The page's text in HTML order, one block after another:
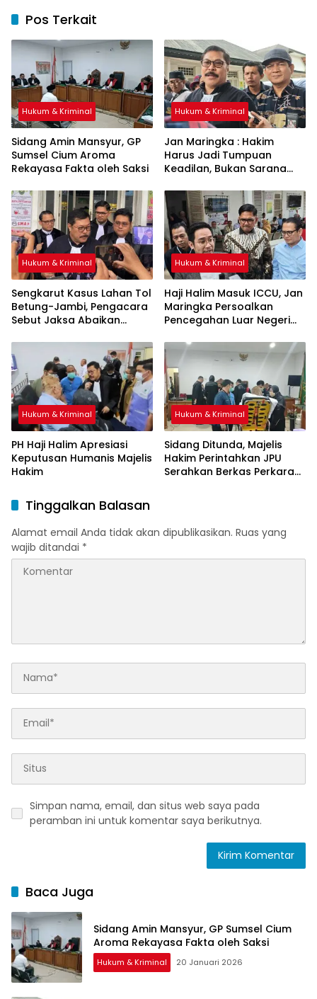
Pos Terkait
Hukum & Kriminal
Sidang Amin Mansyur, GP
Sumsel Cium Aroma
Rekayasa Fakta oleh Saksi
Hukum & Kriminal
Jan Maringka : Hakim
Harus Jadi Tumpuan
Keadilan, Bukan Sarana
Hukum & Kriminal
Sengkarut Kasus Lahan Tol
Betung-Jambi, Pengacara
Sebut Jaksa Abaikan
PSN
Hukum & Kriminal
Haji Halim Masuk ICCU, Jan
Maringka Persoalkan
Pencegahan Luar Negeri
Hukum & Kriminal
PH Haji Halim Apresiasi
Keputusan Humanis Majelis
Hakim
Hukum & Kriminal
Sidang Ditunda, Majelis
Hakim Perintahkan JPU
Serahkan Berkas Perkara
Tinggalkan Balasan
Alamat email Anda tidak akan dipublikasikan. Ruas yang
wajib ditandai *
Simpan nama, email, dan situs web saya pada
peramban ini untuk komentar saya berikutnya.
Baca Juga
Sidang Amin Mansyur, GP Sumsel Cium
Aroma Rekayasa Fakta oleh Saksi
Hukum & Kriminal 20 Januari 2026